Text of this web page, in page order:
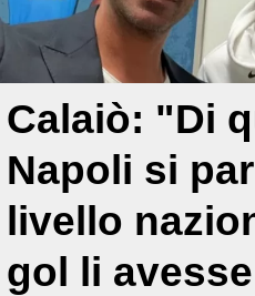
Calaiò: "Di
Napoli si
livello
gol li